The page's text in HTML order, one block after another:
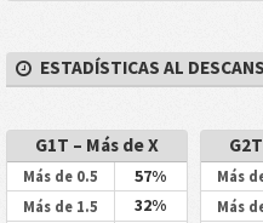
ESTADÍSTICAS AL
G1T – Más de X
Más de 0.5 57%
Más de 1.5 32%
Más
Más